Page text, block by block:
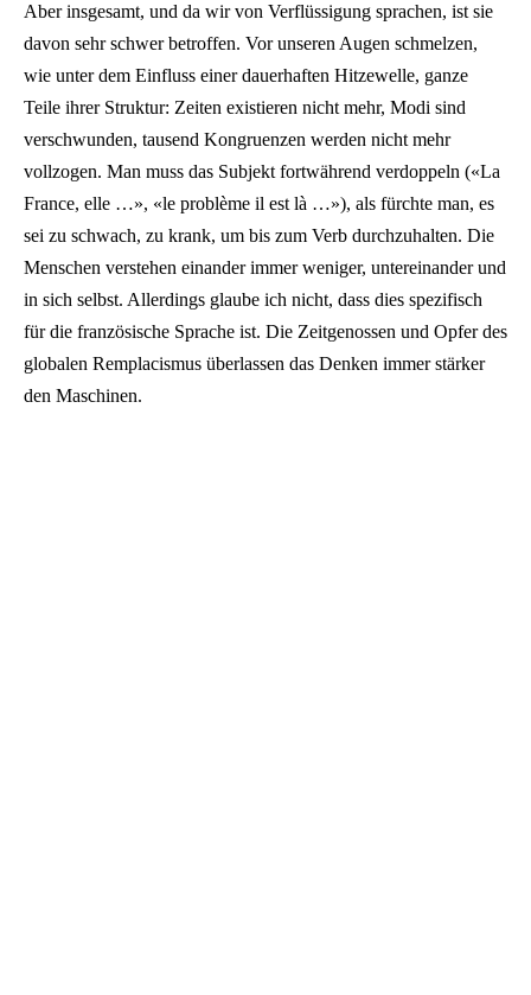
Aber insgesamt, und da wir von Verflüssigung sprachen, ist sie
davon sehr schwer betroffen. Vor unseren Augen schmelzen,
wie unter dem Einfluss einer dauerhaften Hitzewelle, ganze
Teile ihrer Struktur: Zeiten existieren nicht mehr, Modi sind
verschwunden, tausend Kongruenzen werden nicht mehr
vollzogen. Man muss das Subjekt fortwährend verdoppeln («La
France, elle …», «le problème il est là …»), als fürchte man, es
sei zu schwach, zu krank, um bis zum Verb durchzuhalten. Die
Menschen verstehen einander immer weniger, untereinander und
in sich selbst. Allerdings glaube ich nicht, dass dies spezifisch
für die französische Sprache ist. Die Zeitgenossen und Opfer des
globalen Remplacismus überlassen das Denken immer stärker
den Maschinen.